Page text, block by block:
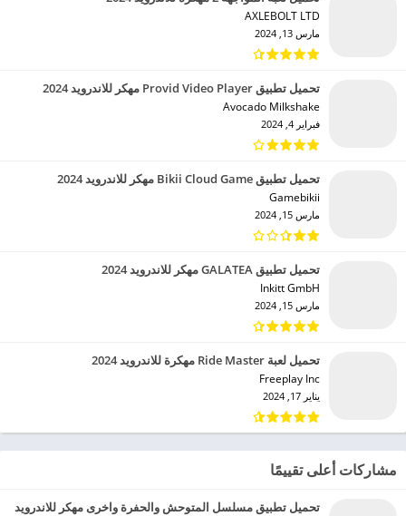
AXLEBOLT LTD‏
مارس 13, 2024
تحميل تطبيق Provid Video Player مهكر للاندرويد 2024
Avocado Milkshake‏
فبراير 4, 2024
تحميل تطبيق Bikii Cloud Game مهكر للاندرويد 2024
Gamebikii‏
مارس 15, 2024
تحميل تطبيق GALATEA مهكر للاندرويد 2024
Inkitt GmbH‏
مارس 15, 2024
تحميل لعبة Ride Master مهكرة للاندرويد 2024
Freeplay Inc‏
يناير 17, 2024
مشاركات أعلى تقييمًا
تحميل تطبيق مسلسل المتوحش والحفرة واخرى مهكر للاندرويد